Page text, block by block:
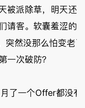
被派除草，明天还
请客。软囊羞涩的
然没那么怕变老了
一次破防？
了一个Offer都没有